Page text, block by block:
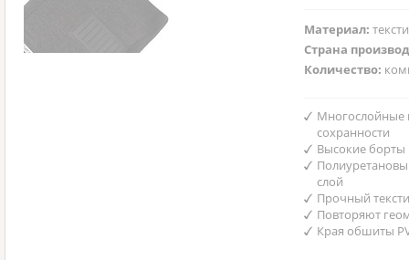
Материал:
Страна
Количество:
Многослойные
сохранности
Высокие борты
слой
Прочный
Повторяют
Края обшиты